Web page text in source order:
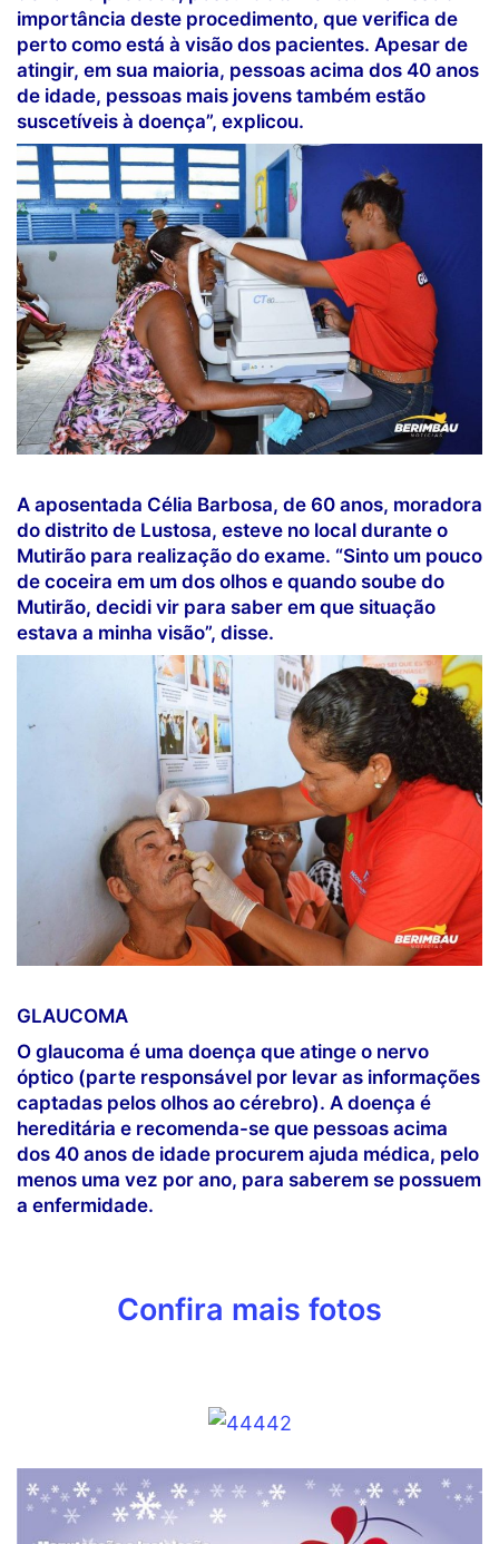
importância deste procedimento, que verifica de
perto como está à visão dos pacientes. Apesar de
atingir, em sua maioria, pessoas acima dos 40 anos
de idade, pessoas mais jovens também estão
suscetíveis à doença”, explicou.
A aposentada Célia Barbosa, de 60 anos, moradora
do distrito de Lustosa, esteve no local durante o
Mutirão para realização do exame. “Sinto um pouco
de coceira em um dos olhos e quando soube do
Mutirão, decidi vir para saber em que situação
estava a minha visão”, disse.
GLAUCOMA
O glaucoma é uma doença que atinge o nervo
óptico (parte responsável por levar as informações
captadas pelos olhos ao cérebro). A doença é
hereditária e recomenda-se que pessoas acima
dos 40 anos de idade procurem ajuda médica, pelo
menos uma vez por ano, para saberem se possuem
a enfermidade.
Confira mais fotos